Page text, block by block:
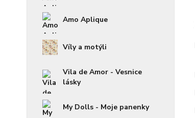
Amo Aplique
Víly a motýli
Vila de Amor - Vesnice
lásky
My Dolls - Moje panenky